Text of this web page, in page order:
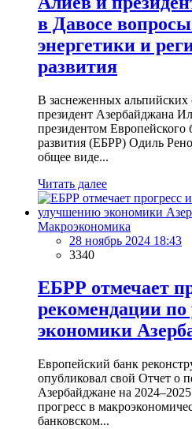
в Давосе
энергетики и
развития
В заснеженных альпийских
президент Азербайджана
президентом Европейского
развития (ЕБРР) Одиль
общее виде...
Читать далее
Макроэкономика
28 ноябрь 2024 18:43
3340
ЕБРР отмечает
рекомендации
экономики
Европейский банк
опубликовал свой Отчет о
Азербайджане на
прогресс в
банковском...